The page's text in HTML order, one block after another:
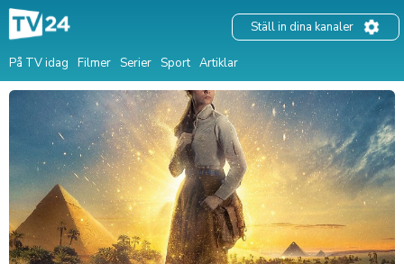
På TV idag Filmer Serier Sport Artiklar
Ställ in dina kanaler